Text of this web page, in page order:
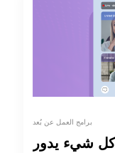
برامج العمل عن بُعد
شيء يدور